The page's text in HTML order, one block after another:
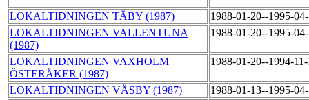
LOKALTIDNINGEN TÄBY (1987)
1988-01-20--1995-
LOKALTIDNINGEN VALLENTUNA
(1987)
1988-01-20--1995-
LOKALTIDNINGEN VAXHOLM
ÖSTERÅKER (1987)
1988-01-20--1994-
LOKALTIDNINGEN VÄSBY (1987)
1988-01-13--1995-